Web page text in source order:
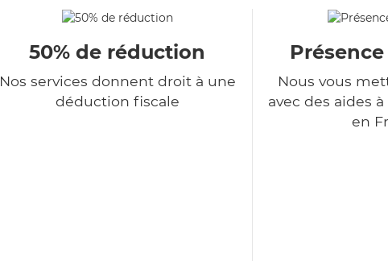
50% de réduction
Nos services donnent droit à une
déduction fiscale
Nous vous
avec des aides
en